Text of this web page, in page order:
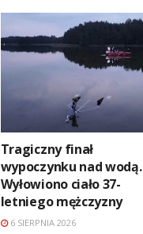
Tragiczny finał
wypoczynku nad wodą.
Wyłowiono ciało 37-
letniego mężczyzny
6 SIERPNIA 2026